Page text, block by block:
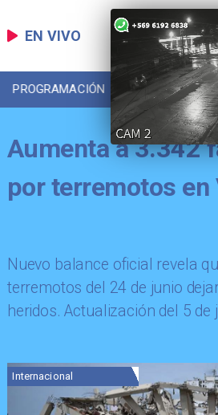
EN VIVO
PROGRAMACIÓN LOCAL
Aumenta a 3.342
por terremotos en
Nuevo balance oficial revela
terremotos del 24 de junio
heridos. Actualización del 5 de
Internacional